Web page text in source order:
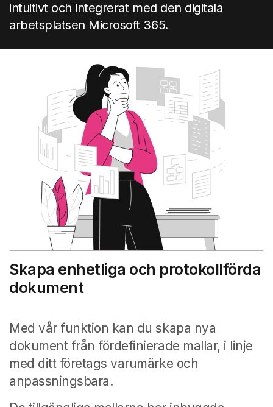
intuitivt och integrerat med den digitala
arbetsplatsen Microsoft 365.
Skapa enhetliga och protokollförda
dokument
Med vår funktion kan du skapa nya
dokument från fördefinierade mallar, i linje
med ditt företags varumärke och
anpassningsbara.